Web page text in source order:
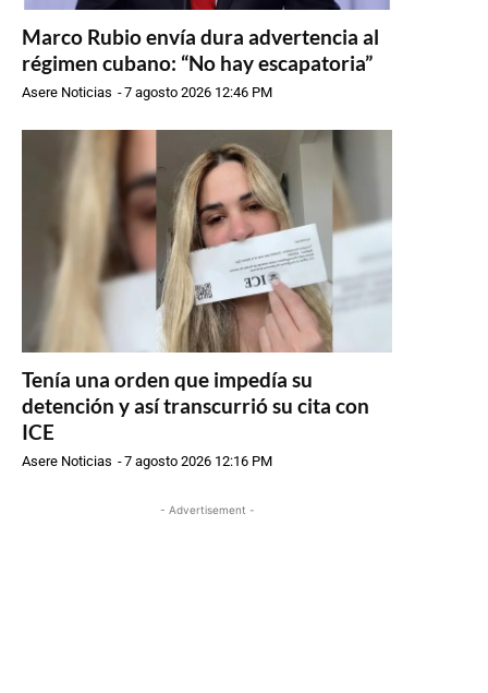
Marco Rubio envía dura advertencia al
régimen cubano: “No hay escapatoria”
Asere Noticias -7 agosto 2026 12:46 PM
Tenía una orden que impedía su
detención y así transcurrió su cita con
ICE
Asere Noticias -7 agosto 2026 12:16 PM
- Advertisement -